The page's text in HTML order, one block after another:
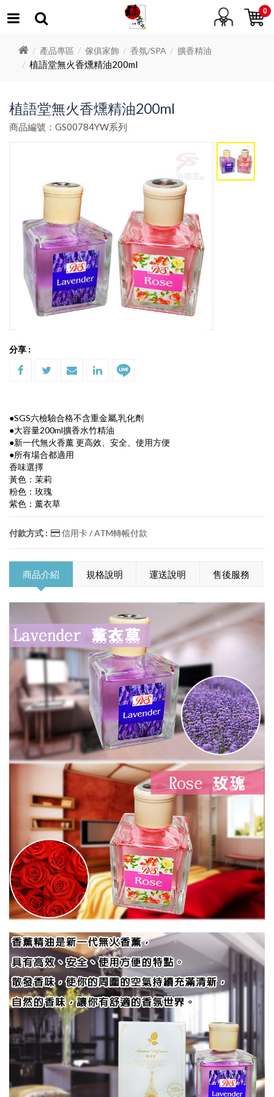
0
產品專區 傢俱家飾 香氛/SPA 擴香精油
植語堂無火香燻精油200ml
植語堂無火香燻精油200ml
商品編號：GS00784YW系列
分享 :
●SGS六檢驗合格不含重金屬,乳化劑
●大容量200ml擴香水竹精油
●新一代無火香薰 更高效、安全、使用方便
●所有場合都適用
香味選擇
黃色：茉莉
粉色：玫瑰
紫色：薰衣草
付款方式 : 信用卡 / ATM轉帳付款
商品介紹 規格說明 運送說明 售後服務